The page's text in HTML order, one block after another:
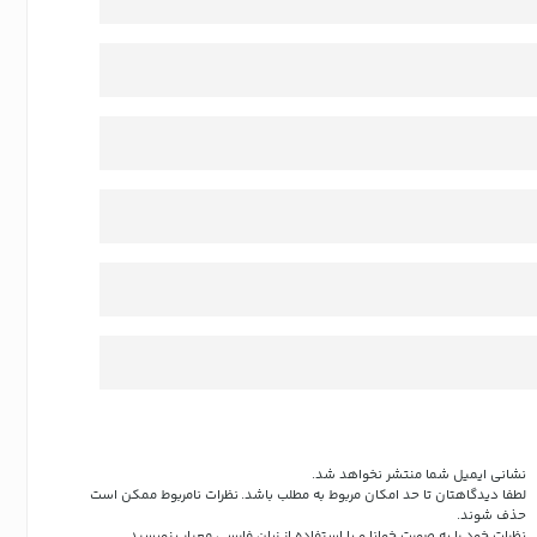
نشانی ایمیل شما منتشر نخواهد شد.
لطفا دیدگاهتان تا حد امکان مربوط به مطلب باشد. نظرات نامربوط ممکن است
حذف شوند.